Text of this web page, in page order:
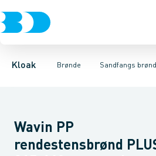
Kloak Brønde
Rør & fittingsBrønde Brøndgods
Sandfangs
Rense & inspektions brønde
Rendestens brønde Tagnedløbs
Wavin PP
rendestensbrønd